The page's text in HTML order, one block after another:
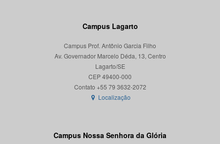
Campus Lagarto
Campus Prof. Antônio Garcia Filho
Av. Governador Marcelo Déda, 13, Centro
Lagarto/SE
CEP 49400-000
Localização
Campus Nossa Senhora da Glória